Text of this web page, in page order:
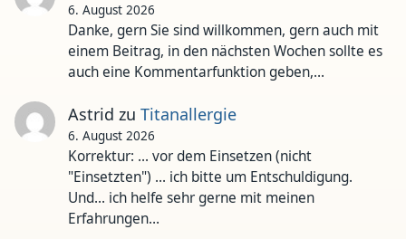
6. August 2026
Danke, gern Sie sind willkommen, gern auch mit
einem Beitrag, in den nächsten Wochen sollte es
auch eine Kommentarfunktion geben,…
Astrid zu Titanallergie
6. August 2026
Korrektur: ... vor dem Einsetzen (nicht
"Einsetzten") ... ich bitte um Entschuldigung.
Und... ich helfe sehr gerne mit meinen
Erfahrungen…